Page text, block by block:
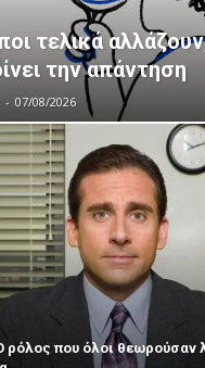
τελικά
την απάντηση
- 07/08/2026
ρόλος που όλοι θεωρούσαν